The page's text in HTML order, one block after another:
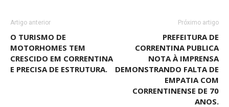
Artigo anterior
O TURISMO DE
MOTORHOMES TEM
CRESCIDO EM CORRENTINA
E PRECISA DE ESTRUTURA.
Próximo artigo
PREFEITURA DE
CORRENTINA PUBLICA
NOTA À IMPRENSA
DEMONSTRANDO FALTA DE
EMPATIA COM
CORRENTINENSE DE 70
ANOS.